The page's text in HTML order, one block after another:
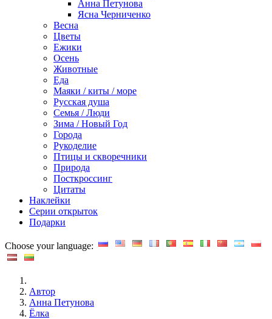
Анна Петунова
Ясна Черниченко
Весна
Цветы
Ежики
Осень
Животные
Еда
Маяки / киты / море
Русская душа
Семья / Люди
Зима / Новый Год
Города
Рукоделие
Птицы и скворечники
Природа
Посткроссинг
Цитаты
Наклейки
Серии открыток
Подарки
Choose your language:
Автор
Анна Петунова
Ёлка